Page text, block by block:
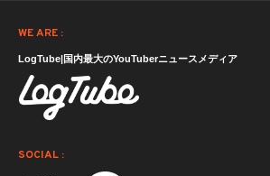
WE ARE :
LogTube|国内最大のYouTuberニュースメディア
SOCIAL :